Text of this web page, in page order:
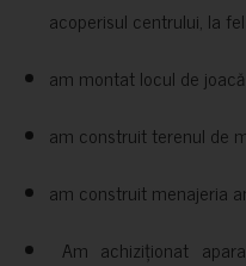
acoperisul centrului, la
am montat locul de
am construit terenul de
am construit menajeria
Am achiziționat